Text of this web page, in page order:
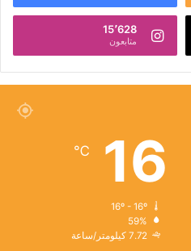
15٬628
متابعون
16
℃
59%
7.72 كيلومتر/ساعة